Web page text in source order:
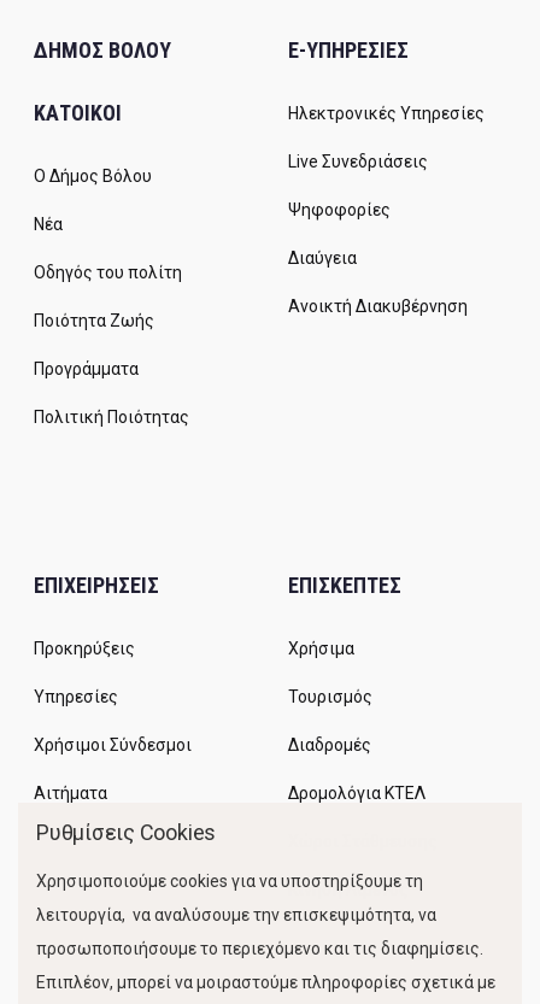
ΔΗΜΟΣ ΒΟΛΟΥ
ΚΑΤΟΙΚΟΙ
Ο Δήμος Βόλου
Νέα
Οδηγός του πολίτη
Ποιότητα Ζωής
Προγράμματα
Πολιτική Ποιότητας
E-ΥΠΗΡΕΣΙΕΣ
Ηλεκτρονικές Υπηρεσίες
Live Συνεδριάσεις
Ψηφοφορίες
Διαύγεια
Ανοικτή Διακυβέρνηση
ΕΠΙΧΕΙΡΗΣΕΙΣ
Προκηρύξεις
Υπηρεσίες
Χρήσιμοι Σύνδεσμοι
Αιτήματα
ΕΠΙΣΚΕΠΤΕΣ
Χρήσιμα
Τουρισμός
Διαδρομές
Δρομολόγια ΚΤΕΛ
Κίνηση Λιμένος
Ρυθμίσεις Cookies
Χρησιμοποιούμε cookies για να υποστηρίξουμε τη
λειτουργία, να αναλύσουμε την επισκεψιμότητα, να
προσωποποιήσουμε το περιεχόμενο και τις διαφημίσεις.
Επιπλέον, μπορεί να μοιραστούμε πληροφορίες σχετικά με